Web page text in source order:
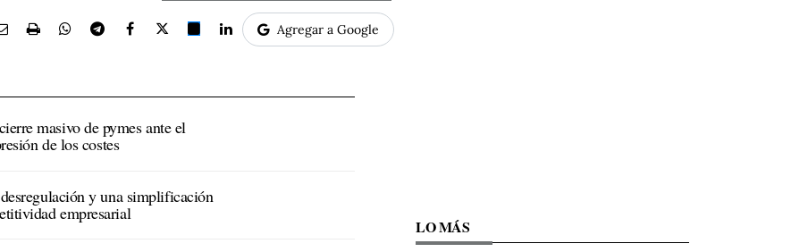
Agregar a Google
masivo de pymes ante el
de los costes
y una simplificación
empresarial
LO MÁS